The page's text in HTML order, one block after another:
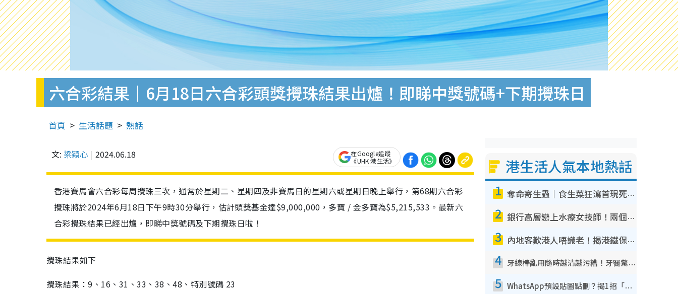
六合彩結果｜6月18日六合彩頭獎攪珠結果出爐！即睇中獎號碼+下期攪珠日
首頁 生活話題 熱話
文: 梁穎心 2024.06.18
在Google追蹤
《UHK 港生活》
香港賽馬會六合彩每周攪珠三次，通常於星期二、星期四及非賽馬日的星期六或星期日晚上舉行，第68期六合彩
攪珠將於2024年6月18日下午9時30分舉行，估計頭獎基金達$9,000,000，多寶 / 金多寶為$5,215,533。最新六
合彩攪珠結果已經出爐，即睇中獎號碼及下期攪珠日啦！
攪珠結果如下
攪珠結果：9、16、31、33、38、48、特別號碼 23
港生活人氣本地熱話
1 奪命寄生蟲｜食生菜狂瀉首現死者！疫潮惡化錄1.8萬宗病例 揭洗菜3大謬誤
2 銀行高層戀上水療女技師！兩個月借128萬驚覺「沉船」沉落火海 揭背後疑似邪教操控賣淫
3 內地客歎港人唔識老！揭港鐵保鮮級冷氣 港人求放過：咪投訴
4 牙線棒亂用隨時越清越污糟！牙醫驚揭盲目過戶細菌恐致蛀牙：呢種先係日常真保養
5 WhatsApp預設貼圖點刪？揭1招「反向操作」還原簡潔介面 附3步實測教學